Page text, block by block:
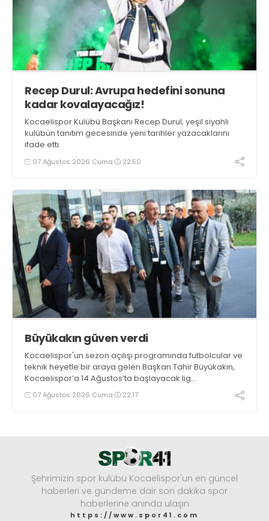
Recep Durul: Avrupa hedefini sonuna
kadar kovalayacağız!
Kocaelispor Kulübü Başkanı Recep Durul, yeşil siyahlı
kulübün tanıtım gecesinde yeni tarihler yazacaklarını
ifade etti.
07 Ağustos 2026 Cuma 22:50
Büyükakın güven verdi
Kocaelispor'un sezon açılışı programında futbolcular ve
teknik heyetle bir araya gelen Başkan Tahir Büyükakın,
Kocaelispor’a 14 Ağustos’ta başlayacak lig
maratonunda başarılar diledi ve “Yanınızdayım” dedi.
07 Ağustos 2026 Cuma 22:17
Şehrimizin spor kulübü Kocaelispor'un en güncel
haberleri ve gündeme dair son dakika spor
haberlerine anında ulaşın
https://www.spor41.com